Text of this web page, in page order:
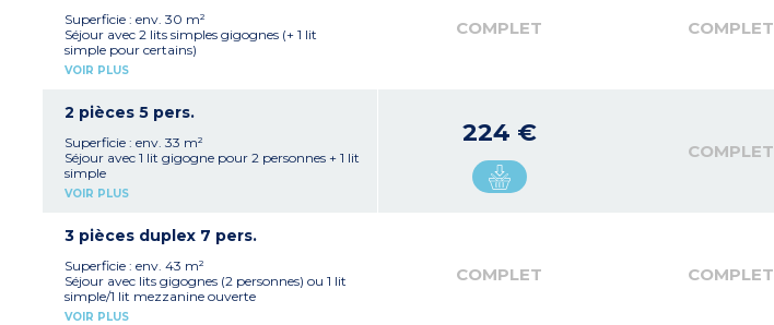
Superficie : env. 30 m²
Séjour avec 2 lits simples gigognes (+ 1 lit
simple pour certains)
Chambre avec 2 lits simples ou 2 lits
ondes, lave-vaisselle
Salle de bains, WC séparé
Balcon ou rez-de-chaussée
VOIR PLUS
COMPLET COMPLET
2 pièces 5 pers.
Superficie : env. 33 m²
Séjour avec 1 lit gigogne pour 2 personnes + 1 lit
simple
Chambre avec 2 lits simples ou 2 lits
ondes, lave-vaisselle
Salle de bains, WC séparé
Balcon
VOIR PLUS
224 €
COMPLET
3 pièces duplex 7 pers.
Superficie : env. 43 m²
Séjour avec lits gigognes (2 personnes) ou 1 lit
simple/1 lit mezzanine ouverte
1 chambre avec 2 lits simples ou 2 lits
VOIR PLUS
COMPLET COMPLET